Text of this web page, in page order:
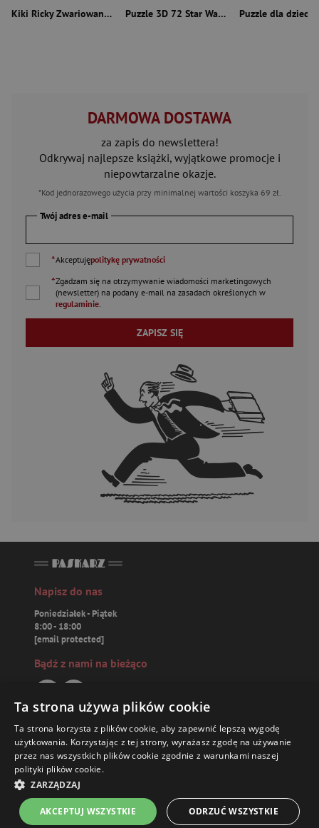
76,87 ZŁ
Kiki Ricky Zwariowana gra z latającymi jajkami Puzzle 3D 72 Star Wars Grogu Kula
DARMOWA DOSTAWA
za zapis do newslettera!
Odkrywaj najlepsze książki, wyjątkowe promocje i
niepowtarzalne okazje.
*Kod jednorazowego użycia przy minimalnej wartości koszyka 69 zł.
Twój adres e-mail
*Akceptujępolitykę prywatności
*Zgadzam się na otrzymywanie wiadomości marketingowych
(newsletter) na podany e-mail na zasadach określonych w
regulaminie.
ZAPISZ SIĘ
Napisz do nas
Poniedziałek - Piątek
8:00 - 18:00
[email protected]
Bądź z nami na bieżąco
Paskarz.pl
Zamówienia
Książki
Ta strona używa plików cookie
Ta strona korzysta z plików cookie, aby zapewnić lepszą wygodę
użytkowania. Korzystając z tej strony, wyrażasz zgodę na używanie
przez nas wszystkich plików cookie zgodnie z warunkami naszej
polityki plików cookie.
ZARZĄDZAJ
AKCEPTUJ WSZYSTKIE ODRZUĆ WSZYSTKIE